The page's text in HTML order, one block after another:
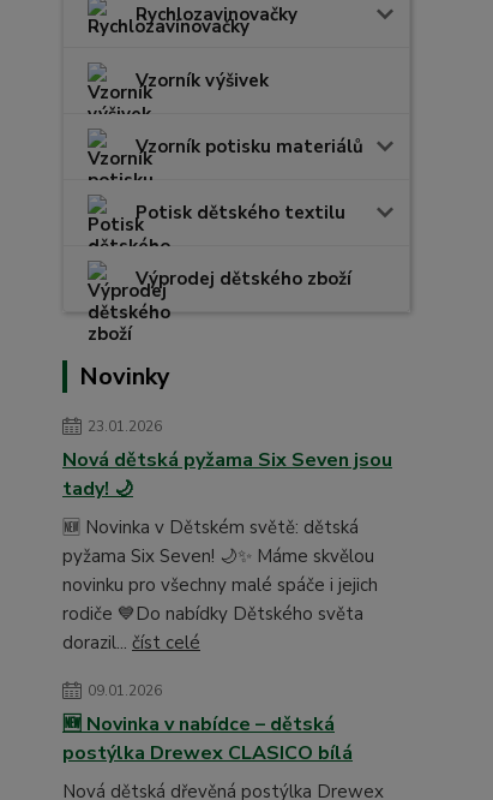
Rychlozavinovačky
Vzorník výšivek
Vzorník potisku materiálů
Potisk dětského textilu
Výprodej dětského zboží
Novinky
23.01.2026
Nová dětská pyžama Six Seven jsou
tady! 🌙
🆕 Novinka v Dětském světě: dětská
pyžama Six Seven! 🌙✨ Máme skvělou
novinku pro všechny malé spáče i jejich
rodiče 💙Do nabídky Dětského světa
dorazil... číst celé
09.01.2026
🆕 Novinka v nabídce – dětská
postýlka Drewex CLASICO bílá
Nová dětská dřevěná postýlka Drewex